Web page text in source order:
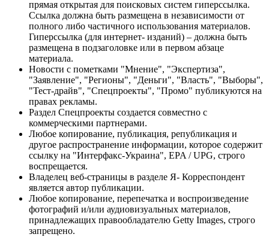
прямая открытая для поисковых систем гиперссылка.
Ссылка должна быть размещена в независимости от
полного либо частичного использования материалов.
Гиперссылка (для интернет- изданий) – должна быть
размещена в подзаголовке или в первом абзаце
материала.
Новости с пометками "Мнение", "Экспертиза",
"Заявление", "Регионы", "Деньги", "Власть", "Выборы",
"Тест-драйв", "Спецпроекты", "Промо" публикуются на
правах рекламы.
Раздел Спецпроекты создается совместно с
коммерческими партнерами.
Любое копирование, публикация, републикация и
другое распространение информации, которое содержит
ссылку на "Интерфакс-Украина", EPA / UPG, строго
воспрещается.
Владелец веб-страницы в разделе Я- Корреспондент
является автор публикации.
Любое копирование, перепечатка и воспроизведение
фотографий и/или аудиовизуальных материалов,
принадлежащих правообладателю Getty Images, строго
запрещено.